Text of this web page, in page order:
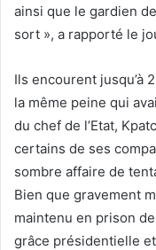
ainsi que le gardien
sort », a rapporté le
Ils encourent jusqu’à
la même peine qui
du chef de l’Etat,
certains de ses
sombre affaire de
Bien que gravement
maintenu en prison
grâce présidentielle